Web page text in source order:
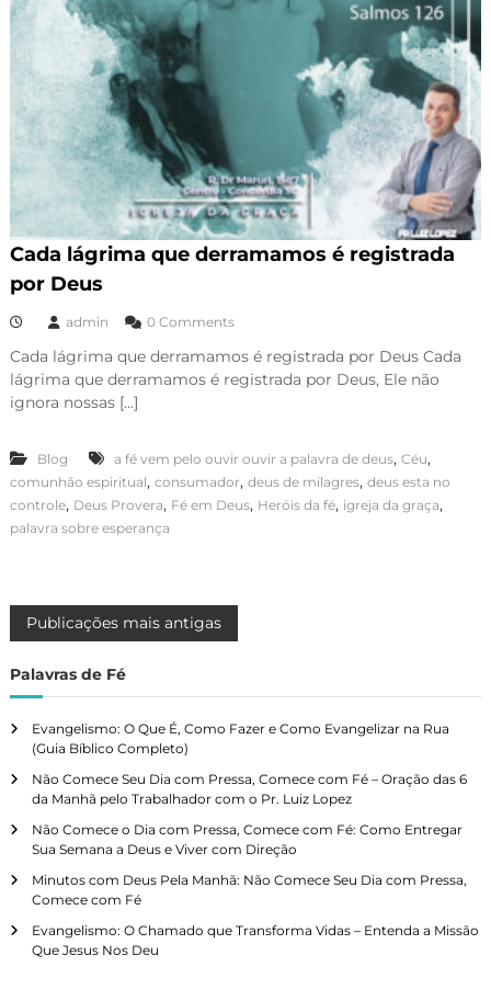
Cada lágrima que derramamos é registrada
por Deus
admin 0 Comments
Cada lágrima que derramamos é registrada por Deus Cada
lágrima que derramamos é registrada por Deus, Ele não
ignora nossas […]
Blog a fé vem pelo ouvir ouvir a palavra de deus, Céu,
comunhão espiritual, consumador, deus de milagres, deus esta no
controle, Deus Provera, Fé em Deus, Heróis da fé, igreja da graça,
palavra sobre esperança
N
a
v
e
g
a
ç
Publicações mais antigas
Palavras de Fé
Evangelismo: O Que É, Como Fazer e Como Evangelizar na Rua
(Guia Bíblico Completo)
Não Comece Seu Dia com Pressa, Comece com Fé – Oração das 6
da Manhã pelo Trabalhador com o Pr. Luiz Lopez
Não Comece o Dia com Pressa, Comece com Fé: Como Entregar
Sua Semana a Deus e Viver com Direção
Minutos com Deus Pela Manhã: Não Comece Seu Dia com Pressa,
Comece com Fé
Evangelismo: O Chamado que Transforma Vidas – Entenda a Missão
Que Jesus Nos Deu